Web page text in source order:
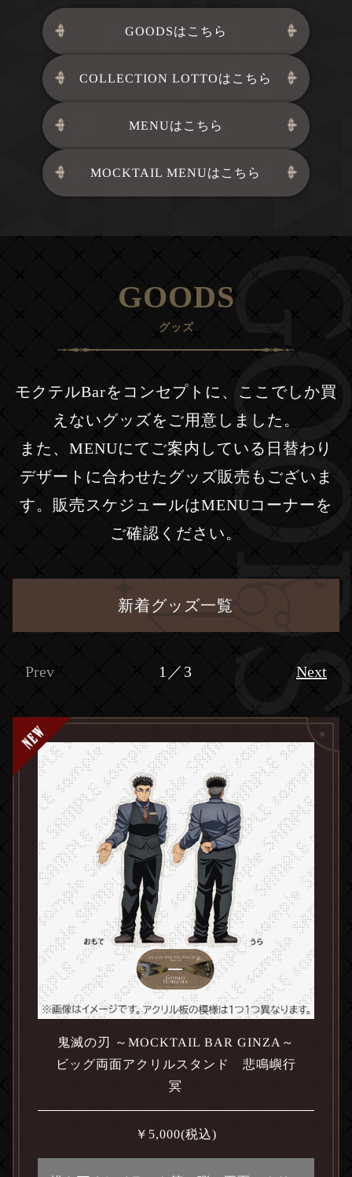
GOODSはこちら
COLLECTION LOTTOはこちら
MENUはこちら
MOCKTAIL MENUはこちら
GOODS
グッズ
モクテルBarをコンセプトに、ここでしか買
えないグッズをご用意しました。
また、MENUにてご案内している日替わり
デザートに合わせた グッズ販売もございま
す。販売スケジュールはMENUコーナーを
ご確認ください。
新着グッズ一覧
Prev 1／3 Next
鬼滅の刃 ～MOCKTAIL BAR GINZA～
ビッグ両面アクリルスタンド 悲鳴嶼行
冥
￥ 5,000(税込)